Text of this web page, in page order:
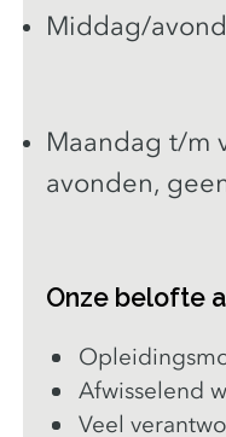
Middag/
Maandag t/m
avonden,
Onze belofte
Afwisselend
Veel